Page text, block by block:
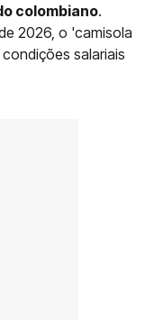
colombiano.
2026, o 'camisola
salariais